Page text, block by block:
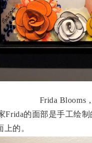
Frida Blooms
Frida的面部是手工绘
的。